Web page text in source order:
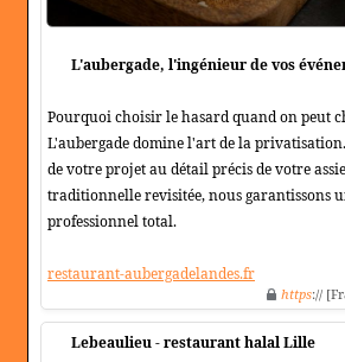
L'aubergade, l'ingénieur de vos
Pourquoi choisir le hasard quand on peut
L'aubergade domine l'art de la
de votre projet au détail précis de votre
traditionnelle revisitée, nous garantissons
professionnel total.
restaurant-aubergadelandes.fr
https://
Lebeaulieu - restaurant halal Lille